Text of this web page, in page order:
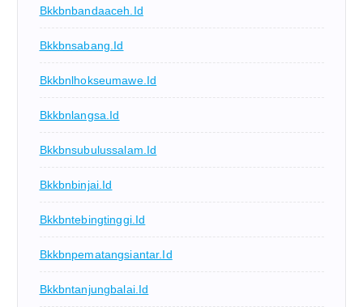
Bkkbnbandaaceh.id
Bkkbnsabang.id
Bkkbnlhokseumawe.id
Bkkbnlangsa.id
Bkkbnsubulussalam.id
Bkkbnbinjai.id
Bkkbntebingtinggi.id
Bkkbnpematangsiantar.id
Bkkbntanjungbalai.id